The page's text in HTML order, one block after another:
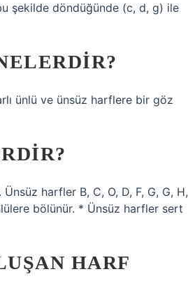
şekilde döndüğünde (c, d, g) ile
ünlü ve ünsüz harflere bir göz
harfler B, C, O, D, F, G, G, H,
bölünür. * Ünsüz harfler sert
HARF